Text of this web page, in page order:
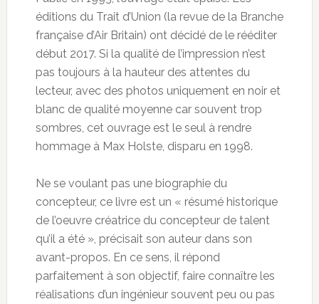
éditions du Trait d’Union (la revue de la Branche
française d’Air Britain) ont décidé de le rééditer
début 2017. Si la qualité de l’impression n’est
pas toujours à la hauteur des attentes du
lecteur, avec des photos uniquement en noir et
blanc de qualité moyenne car souvent trop
sombres, cet ouvrage est le seul à rendre
hommage à Max Holste, disparu en 1998.
Ne se voulant pas une biographie du
concepteur, ce livre est un « résumé historique
de l’oeuvre créatrice du concepteur de talent
qu’il a été », précisait son auteur dans son
avant-propos. En ce sens, il répond
parfaitement à son objectif, faire connaître les
réalisations d’un ingénieur souvent peu ou pas